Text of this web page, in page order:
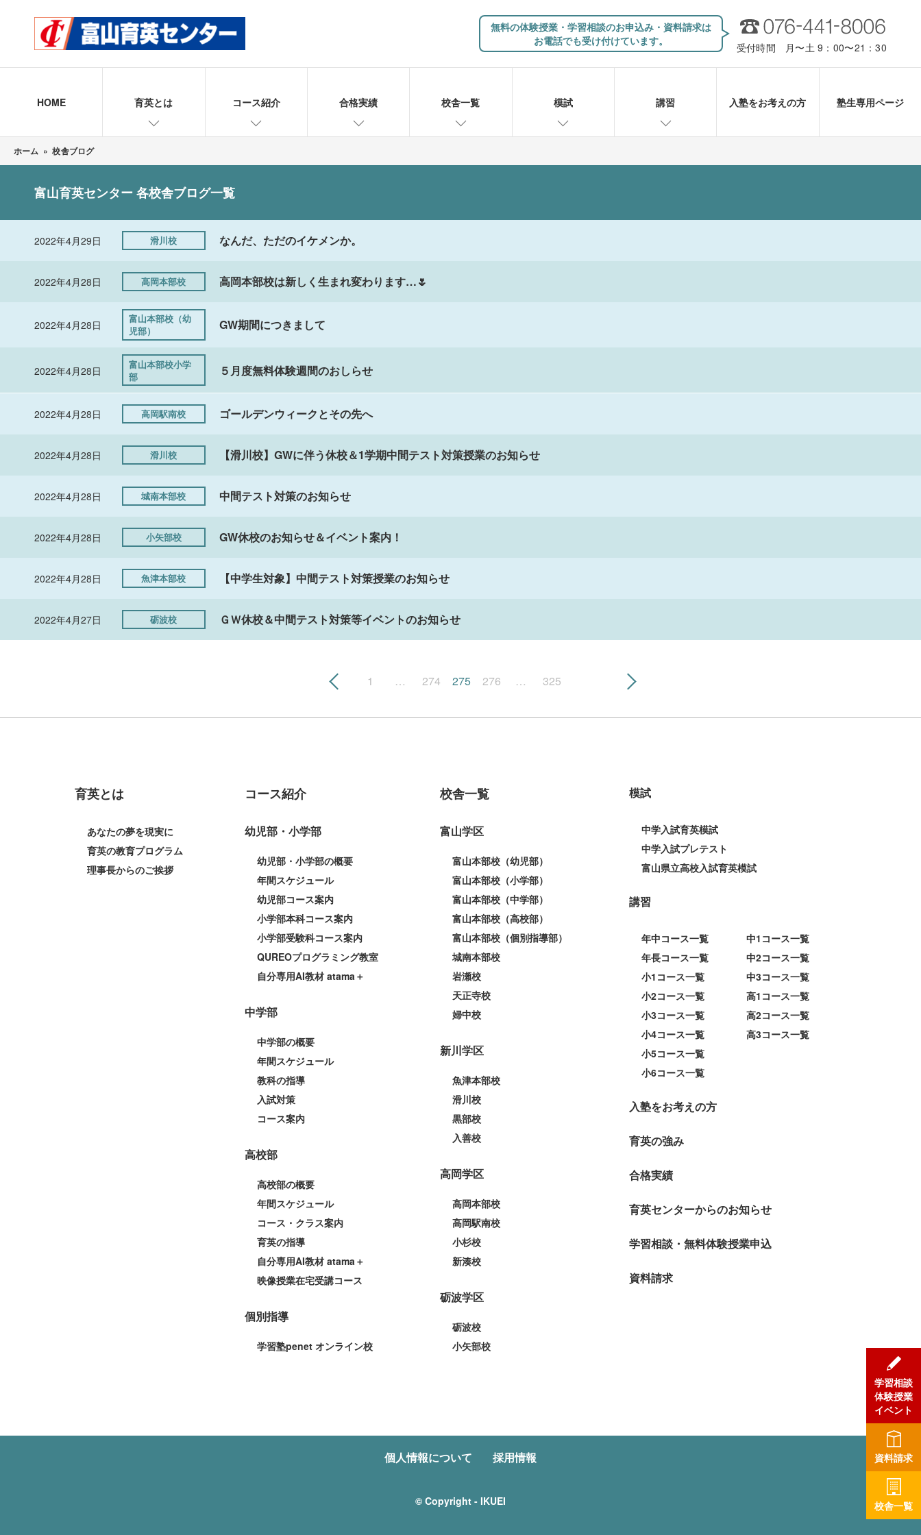
無料の体験授業・学習相談のお申込み・資料請求は
お電話でも受け付けています。
受付時間 月〜土 9：00〜21：30
HOME 育英とは コース紹介 合格実績 校舎一覧 模試 講習 入塾をお考えの方 塾生専用ページ
ホーム » 校舎ブログ
富山育英センター 各校舎ブログ一覧
2022年4月29日 滑川校 なんだ、ただのイケメンか。
2022年4月28日 高岡本部校 高岡本部校は新しく生まれ変わります…🌷
2022年4月28日
富山本部校（幼
児部）
GW期間につきまして
2022年4月28日
富山本部校小学
部
５月度無料体験週間のおしらせ
2022年4月28日 高岡駅南校 ゴールデンウィークとその先へ
2022年4月28日 滑川校 【滑川校】GWに伴う休校＆1学期中間テスト対策授業のお知らせ
2022年4月28日 城南本部校 中間テスト対策のお知らせ
2022年4月28日 小矢部校 GW休校のお知らせ＆イベント案内！
2022年4月28日 魚津本部校 【中学生対象】中間テスト対策授業のお知らせ
2022年4月27日 砺波校 ＧＷ休校＆中間テスト対策等イベントのお知らせ
1 … 274 275 276 … 325
育英とは
あなたの夢を現実に
育英の教育プログラム
理事長からのご挨拶
コース紹介
幼児部・小学部
幼児部・小学部の概要
年間スケジュール
幼児部コース案内
小学部本科コース案内
小学部受験科コース案内
QUREOプログラミング教室
自分専用AI教材 atama＋
中学部
中学部の概要
年間スケジュール
教科の指導
入試対策
コース案内
高校部
高校部の概要
年間スケジュール
コース・クラス案内
育英の指導
自分専用AI教材 atama＋
映像授業在宅受講コース
個別指導
学習塾penet オンライン校
校舎一覧
富山学区
富山本部校（幼児部）
富山本部校（小学部）
富山本部校（中学部）
富山本部校（高校部）
富山本部校（個別指導部）
城南本部校
岩瀬校
天正寺校
婦中校
新川学区
魚津本部校
滑川校
黒部校
入善校
高岡学区
高岡本部校
高岡駅南校
小杉校
新湊校
砺波学区
砺波校
小矢部校
模試
中学入試育英模試
中学入試プレテスト
富山県立高校入試育英模試
講習
年中コース一覧
年長コース一覧
小1コース一覧
小2コース一覧
小3コース一覧
小4コース一覧
小5コース一覧
小6コース一覧
中1コース一覧
中2コース一覧
中3コース一覧
高1コース一覧
高2コース一覧
高3コース一覧
入塾をお考えの方
育英の強み
合格実績
育英センターからのお知らせ
学習相談・無料体験授業申込
資料請求
個人情報について 採用情報
© Copyright - IKUEI
学習相談
体験授業
イベント
資料請求
校舎一覧